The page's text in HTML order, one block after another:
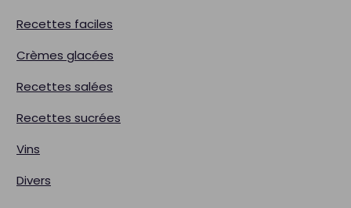
Recettes faciles
Crèmes glacées
Recettes salées
Recettes sucrées
Vins
Divers